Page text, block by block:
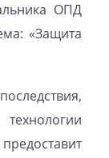
ОПД
«Защита